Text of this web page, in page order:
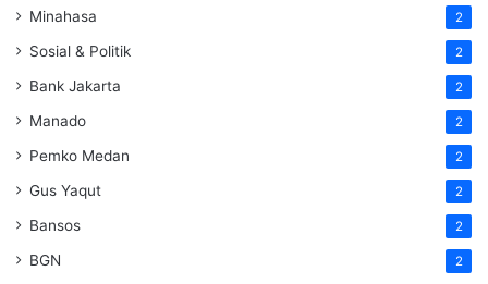
Minahasa 2
Sosial & Politik 2
Bank Jakarta 2
Manado 2
Pemko Medan 2
Gus Yaqut 2
Bansos 2
BGN 2